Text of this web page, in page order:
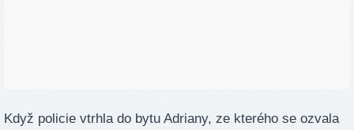
Když policie vtrhla do bytu Adriany, ze kterého se ozvala